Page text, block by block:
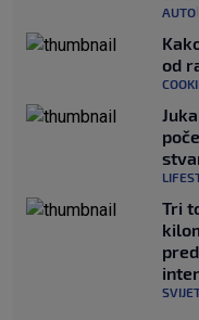
AUTO
od
Tri